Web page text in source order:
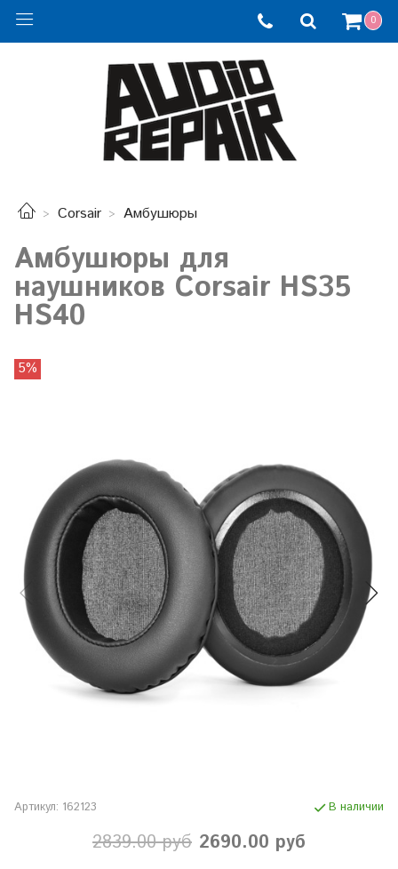
0
Corsair Амбушюры
Амбушюры для
наушников Corsair HS35
HS40
5%
Артикул: 162123 В наличии
2839.00 руб 2690.00 руб